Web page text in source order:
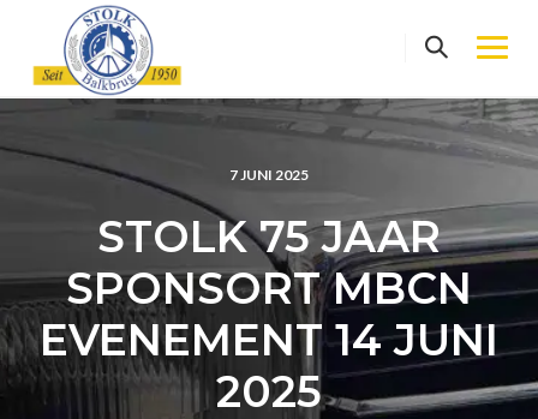
content
7 JUNI 2025
STOLK 75 JAAR
SPONSORT MBCN
EVENEMENT 14 JUNI
2025